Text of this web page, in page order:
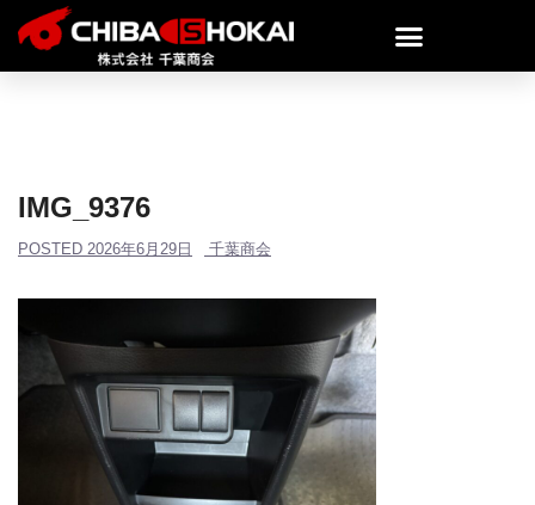
IMG_9376
POSTED 2026年6月29日 千葉商会